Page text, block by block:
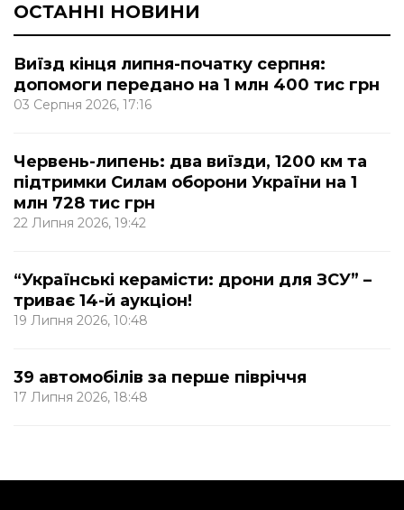
ОСТАННІ НОВИНИ
Виїзд кінця липня-початку серпня:
допомоги передано на 1 млн 400 тис грн
03 Серпня 2026, 17:16
Червень-липень: два виїзди, 1200 км та
підтримки Силам оборони України на 1
млн 728 тис грн
22 Липня 2026, 19:42
“Українські керамісти: дрони для ЗСУ” –
триває 14-й аукціон!
19 Липня 2026, 10:48
39 автомобілів за перше півріччя
17 Липня 2026, 18:48